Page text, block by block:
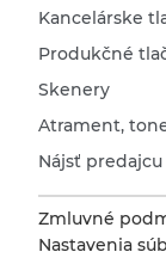
Kancelárske
Produkčné
Skenery
Atrament,
Nájsť predajcu
Zmluvné
Nastavenia